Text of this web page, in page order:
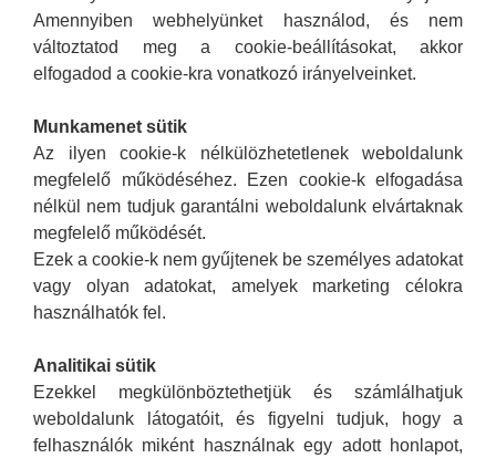
Amennyiben webhelyünket használod, és nem
változtatod meg a cookie-beállításokat, akkor
elfogadod a cookie-kra vonatkozó irányelveinket.
Munkamenet sütik
Az ilyen cookie-k nélkülözhetetlenek weboldalunk
megfelelő működéséhez. Ezen cookie-k elfogadása
nélkül nem tudjuk garantálni weboldalunk elvártaknak
megfelelő működését.
Ezek a cookie-k nem gyűjtenek be személyes adatokat
vagy olyan adatokat, amelyek marketing célokra
használhatók fel.
Analitikai sütik
Ezekkel megkülönböztethetjük és számlálhatjuk
weboldalunk látogatóit, és figyelni tudjuk, hogy a
felhasználók miként használnak egy adott honlapot,